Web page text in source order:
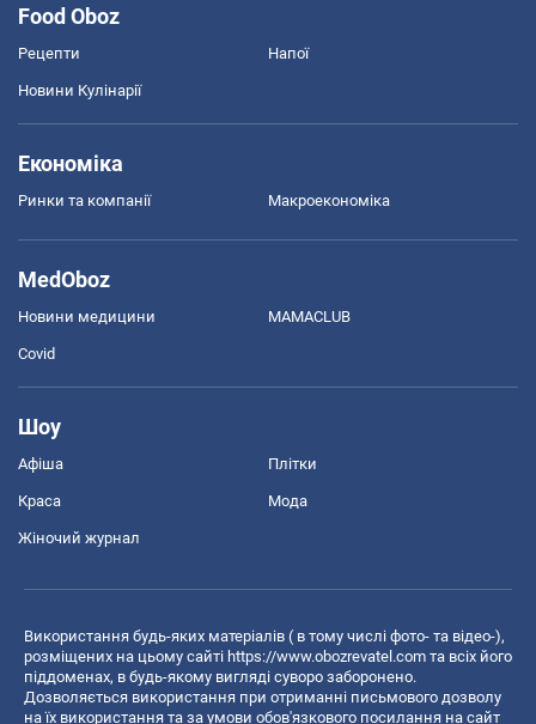
Food Oboz
Рецепти Напої
Новини Кулінарії
Економіка
Ринки та компанії Макроекономіка
MedOboz
Новини медицини MAMACLUB
Covid
Шоу
Афіша Плітки
Краса Мода
Жіночий журнал
Використання будь-яких матеріалів ( в тому числі фото- та відео-),
розміщених на цьому сайті https://www.obozrevatel.com та всіх його
піддоменах, в будь-якому вигляді суворо заборонено.
Дозволяється використання при отриманні письмового дозволу
на їх використання та за умови обов'язкового посилання на сайт